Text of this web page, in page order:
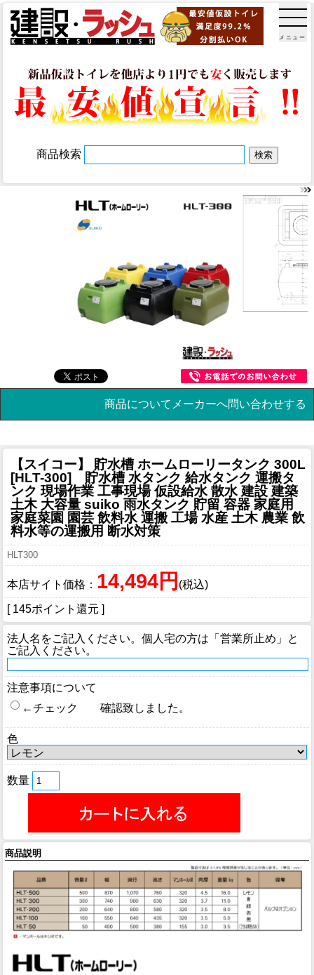
メニュー
商品検索
商品についてメーカーへ問い合わせする
【スイコー】 貯水槽 ホームローリータンク 300L
[HLT-300] 貯水槽 水タンク 給水タンク 運搬タ
ンク 現場作業 工事現場 仮設給水 散水 建設 建築
土木 大容量 suiko 雨水タンク 貯留 容器 家庭用
家庭菜園 園芸 飲料水 運搬 工場 水産 土木 農業 飲
料水等の運搬用 断水対策
HLT300
本店サイト価格： 14,494円 (税込)
[ 145ポイント還元 ]
法人名をご記入ください。個人宅の方は「営業所止め」と
ご記入ください。
注意事項について
←チェック 確認致しました。
色
数量
商品説明